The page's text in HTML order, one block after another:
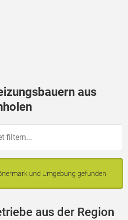
aus
und Umgebung gefunden
aus der Region